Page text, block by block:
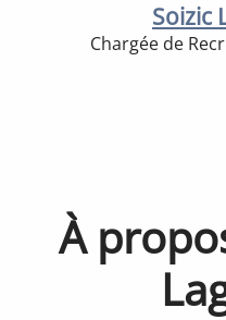
Soizic
Chargée de
À